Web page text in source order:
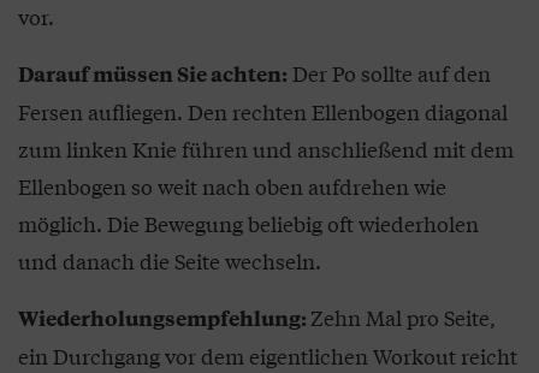
vor.
Darauf müssen Sie achten: Der Po sollte auf den
Fersen aufliegen. Den rechten Ellenbogen diagonal
zum linken Knie führen und anschließend mit dem
Ellenbogen so weit nach oben aufdrehen wie
möglich. Die Bewegung beliebig oft wiederholen
und danach die Seite wechseln.
Wiederholungsempfehlung:Zehn Mal pro Seite,
ein Durchgang vor dem eigentlichen Workout reicht